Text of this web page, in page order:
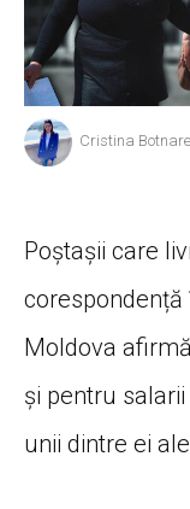
Cristina
Poștașii care
corespondență
Moldova
și pentru
unii dintre ei